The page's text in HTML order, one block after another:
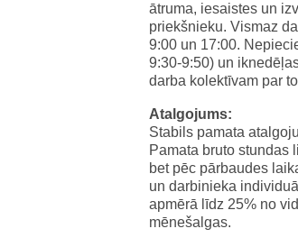
ātruma, iesaistes un
priekšnieku. Vismaz
9:00 un 17:00.
9:30-9:50) un
darba kolektīvam par
Atalgojums:
Stabils pamata
Pamata bruto stundas
bet pēc pārbaudes
un darbinieka
apmērā līdz 25% no
mēnešalgas.